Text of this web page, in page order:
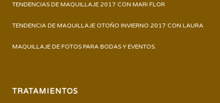
TENDENCIAS DE MAQUILLAJE 2017 CON MARI FLOR
TENDENCIA DE MAQUILLAJE OTOÑO INVIERNO 2017 CON LAURA
MAQUILLAJE DE FOTOS PARA BODAS Y EVENTOS.
TRATAMIENTOS